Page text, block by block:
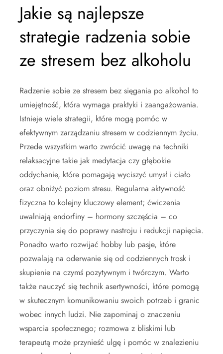
Jakie są najlepsze
strategie radzenia sobie
ze stresem bez alkoholu
Radzenie sobie ze stresem bez sięgania po alkohol to
umiejętność, która wymaga praktyki i zaangażowania.
Istnieje wiele strategii, które mogą pomóc w
efektywnym zarządzaniu stresem w codziennym życiu.
Przede wszystkim warto zwrócić uwagę na techniki
relaksacyjne takie jak medytacja czy głębokie
oddychanie, które pomagają wyciszyć umysł i ciało
oraz obniżyć poziom stresu. Regularna aktywność
fizyczna to kolejny kluczowy element; ćwiczenia
uwalniają endorfiny – hormony szczęścia – co
przyczynia się do poprawy nastroju i redukcji napięcia.
Ponadto warto rozwijać hobby lub pasje, które
pozwalają na oderwanie się od codziennych trosk i
skupienie na czymś pozytywnym i twórczym. Warto
także nauczyć się technik asertywności, które pomogą
w skutecznym komunikowaniu swoich potrzeb i granic
wobec innych ludzi. Nie zapominaj o znaczeniu
wsparcia społecznego; rozmowa z bliskimi lub
terapeutą może przynieść ulgę i pomóc w znalezieniu